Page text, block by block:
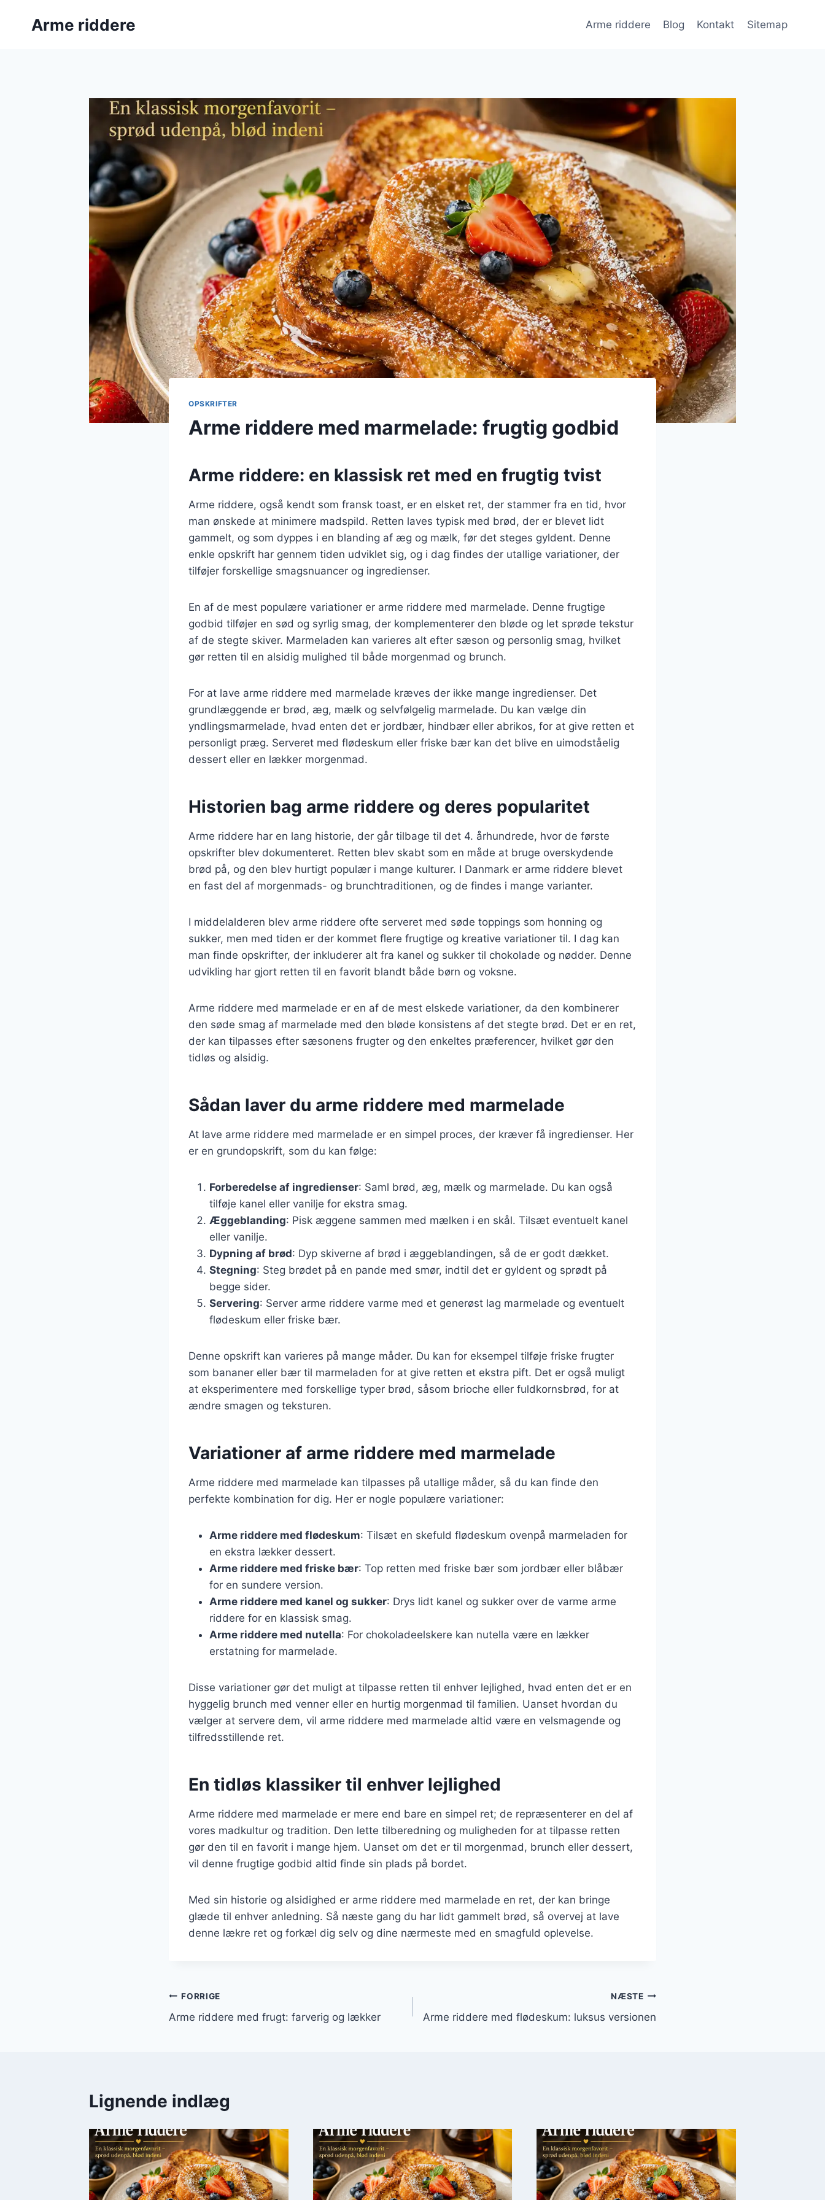
Arme riddere Arme riddere Blog Kontakt Sitemap
OPSKRIFTER
Arme riddere med marmelade: frugtig godbid
Arme riddere: en klassisk ret med en frugtig tvist
Arme riddere, også kendt som fransk toast, er en elsket ret, der stammer fra en tid, hvor
man ønskede at minimere madspild. Retten laves typisk med brød, der er blevet lidt
gammelt, og som dyppes i en blanding af æg og mælk, før det steges gyldent. Denne
enkle opskrift har gennem tiden udviklet sig, og i dag findes der utallige variationer, der
tilføjer forskellige smagsnuancer og ingredienser.
En af de mest populære variationer er arme riddere med marmelade. Denne frugtige
godbid tilføjer en sød og syrlig smag, der komplementerer den bløde og let sprøde tekstur
af de stegte skiver. Marmeladen kan varieres alt efter sæson og personlig smag, hvilket
gør retten til en alsidig mulighed til både morgenmad og brunch.
For at lave arme riddere med marmelade kræves der ikke mange ingredienser. Det
grundlæggende er brød, æg, mælk og selvfølgelig marmelade. Du kan vælge din
yndlingsmarmelade, hvad enten det er jordbær, hindbær eller abrikos, for at give retten et
personligt præg. Serveret med flødeskum eller friske bær kan det blive en uimodståelig
dessert eller en lækker morgenmad.
Historien bag arme riddere og deres popularitet
Arme riddere har en lang historie, der går tilbage til det 4. århundrede, hvor de første
opskrifter blev dokumenteret. Retten blev skabt som en måde at bruge overskydende
brød på, og den blev hurtigt populær i mange kulturer. I Danmark er arme riddere blevet
en fast del af morgenmads- og brunchtraditionen, og de findes i mange varianter.
I middelalderen blev arme riddere ofte serveret med søde toppings som honning og
sukker, men med tiden er der kommet flere frugtige og kreative variationer til. I dag kan
man finde opskrifter, der inkluderer alt fra kanel og sukker til chokolade og nødder. Denne
udvikling har gjort retten til en favorit blandt både børn og voksne.
Arme riddere med marmelade er en af de mest elskede variationer, da den kombinerer
den søde smag af marmelade med den bløde konsistens af det stegte brød. Det er en ret,
der kan tilpasses efter sæsonens frugter og den enkeltes præferencer, hvilket gør den
tidløs og alsidig.
Sådan laver du arme riddere med marmelade
At lave arme riddere med marmelade er en simpel proces, der kræver få ingredienser. Her
er en grundopskrift, som du kan følge:
Forberedelse af ingredienser: Saml brød, æg, mælk og marmelade. Du kan også
tilføje kanel eller vanilje for ekstra smag.
Æggeblanding: Pisk æggene sammen med mælken i en skål. Tilsæt eventuelt kanel
eller vanilje.
Dypning af brød: Dyp skiverne af brød i æggeblandingen, så de er godt dækket.
Stegning: Steg brødet på en pande med smør, indtil det er gyldent og sprødt på
begge sider.
Servering: Server arme riddere varme med et generøst lag marmelade og eventuelt
flødeskum eller friske bær.
Denne opskrift kan varieres på mange måder. Du kan for eksempel tilføje friske frugter
som bananer eller bær til marmeladen for at give retten et ekstra pift. Det er også muligt
at eksperimentere med forskellige typer brød, såsom brioche eller fuldkornsbrød, for at
ændre smagen og teksturen.
Variationer af arme riddere med marmelade
Arme riddere med marmelade kan tilpasses på utallige måder, så du kan finde den
perfekte kombination for dig. Her er nogle populære variationer:
Arme riddere med flødeskum: Tilsæt en skefuld flødeskum ovenpå marmeladen for
en ekstra lækker dessert.
Arme riddere med friske bær: Top retten med friske bær som jordbær eller blåbær
for en sundere version.
Arme riddere med kanel og sukker: Drys lidt kanel og sukker over de varme arme
riddere for en klassisk smag.
Arme riddere med nutella: For chokoladeelskere kan nutella være en lækker
erstatning for marmelade.
Disse variationer gør det muligt at tilpasse retten til enhver lejlighed, hvad enten det er en
hyggelig brunch med venner eller en hurtig morgenmad til familien. Uanset hvordan du
vælger at servere dem, vil arme riddere med marmelade altid være en velsmagende og
tilfredsstillende ret.
En tidløs klassiker til enhver lejlighed
Arme riddere med marmelade er mere end bare en simpel ret; de repræsenterer en del af
vores madkultur og tradition. Den lette tilberedning og muligheden for at tilpasse retten
gør den til en favorit i mange hjem. Uanset om det er til morgenmad, brunch eller dessert,
vil denne frugtige godbid altid finde sin plads på bordet.
Med sin historie og alsidighed er arme riddere med marmelade en ret, der kan bringe
glæde til enhver anledning. Så næste gang du har lidt gammelt brød, så overvej at lave
denne lækre ret og forkæl dig selv og dine nærmeste med en smagfuld oplevelse.
Indlægsnavigation
FORRIGE
Arme riddere med frugt: farverig og lækker
NÆSTE
Arme riddere med flødeskum: luksus versionen
Lignende indlæg